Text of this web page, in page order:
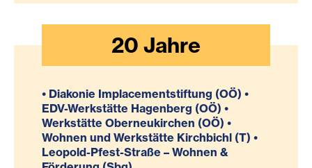
20 Jahre
• Diakonie Implacementstiftung (OÖ) •
EDV-Werkstätte Hagenberg (OÖ) •
Werkstätte Oberneukirchen (OÖ) •
Wohnen und Werkstätte Kirchbichl (T) •
Leopold-Pfest-Straße – Wohnen &